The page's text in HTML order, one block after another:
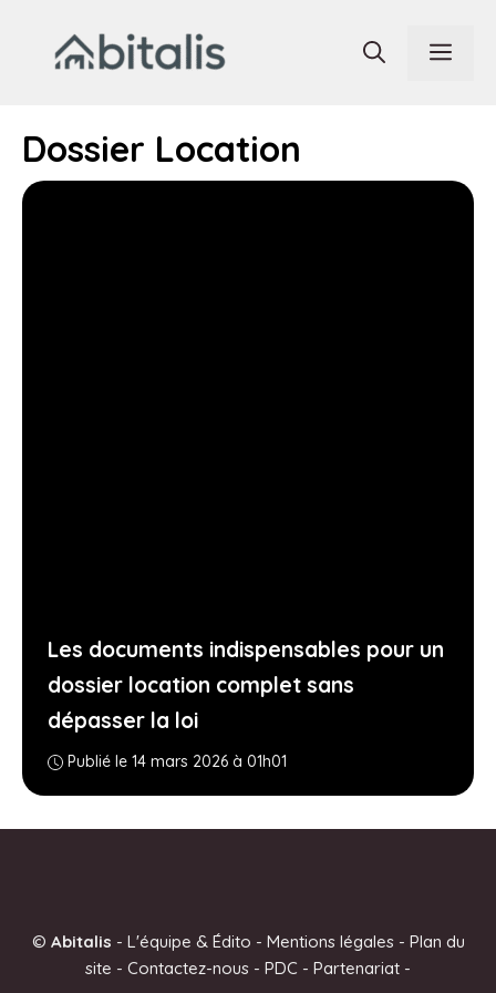
contenu
Dossier Location
Les documents indispensables pour un
dossier location complet sans
dépasser la loi
Publié le 14 mars 2026 à 01h01
© Abitalis - L'équipe & Édito - Mentions légales- Plan du
site - Contactez-nous - PDC - Partenariat -